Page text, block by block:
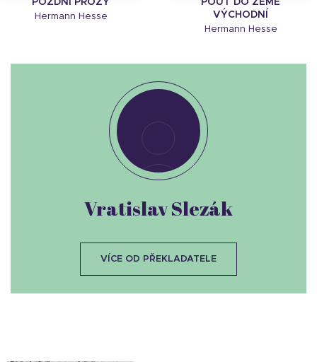
POZDNÍ PRÓZY
Hermann Hesse
POUŤ DO ZEMĚ
VÝCHODNÍ
Hermann Hesse
Vratislav Slezák
VÍCE OD PŘEKLADATELE